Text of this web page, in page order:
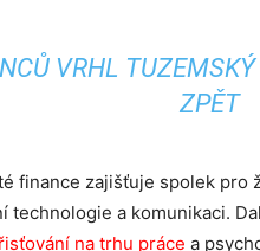
VRHL
ZPĚT
finance zajišťuje spolek pro
technologie a komunikaci.
na trhu práce a